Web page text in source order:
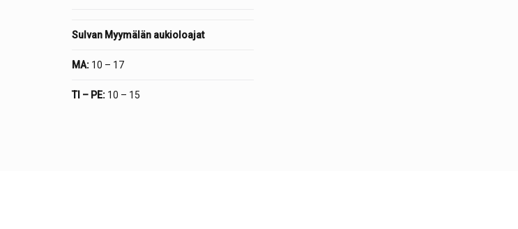
Sulvan Myymälän aukioloajat
MA: 10 – 17
TI – PE: 10 – 15